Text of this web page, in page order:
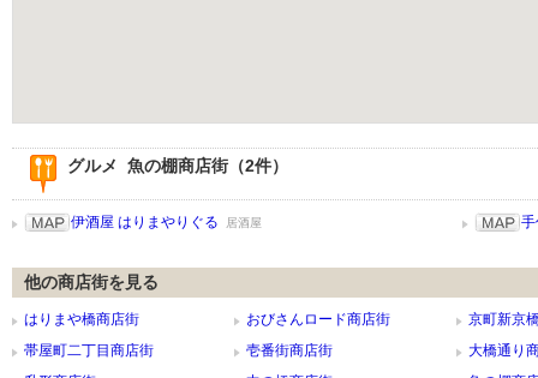
グルメ 魚の棚商店街（2件）
伊酒屋 はりまやりぐる 居酒屋
他の商店街を見る
はりまや橋商店街 おびさんロード商店街
京町新京
帯屋町二丁目商店街
壱番街商店街
大橋通り